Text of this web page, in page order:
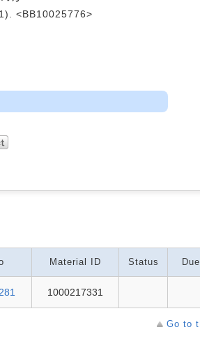
<BB10025776>
Material ID Status
1000217331
Go to